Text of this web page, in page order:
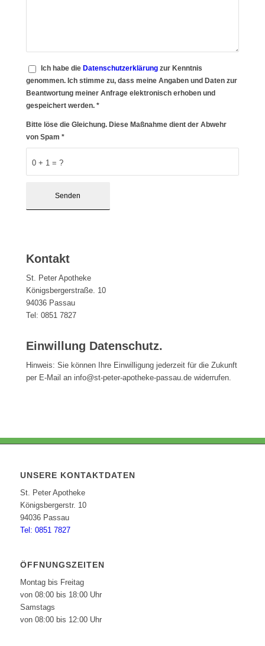
Ich habe die Datenschutzerklärungzur Kenntnis
genommen. Ich stimme zu, dass meine Angaben und Daten zur
Beantwortung meiner Anfrage elektronisch erhoben und
gespeichert werden. *
0 + 1 = ?
Bitte löse die Gleichung. Diese Maßnahme dient der Abwehr
von Spam *
Kontakt
St. Peter Apotheke
Königsbergerstraße. 10
94036 Passau
Tel: 0851 7827
Einwillung Datenschutz.
Hinweis: Sie können Ihre Einwilligung jederzeit für die Zukunft
per E-Mail an info@st-peter-apotheke-passau.de widerrufen.
UNSERE KONTAKTDATEN
St. Peter Apotheke
Königsbergerstr. 10
94036 Passau
Tel: 0851 7827
ÖFFNUNGSZEITEN
Montag bis Freitag
von 08:00 bis 18:00 Uhr
Samstags
von 08:00 bis 12:00 Uhr